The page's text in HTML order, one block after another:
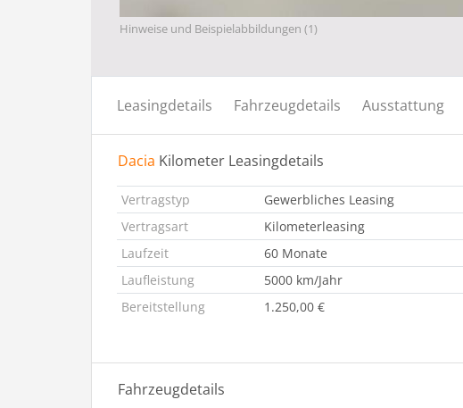
Hinweise und Beispielabbildungen (1)
Leasingdetails Fahrzeugdetails Ausstattung
Dacia Kilometer Leasingdetails
Vertragstyp
Gewerbliches Leasing
Vertragsart
Kilometerleasing
Laufzeit
60 Monate
Laufleistung
5000 km/Jahr
Bereitstellung
1.250,00 €
Fahrzeugdetails